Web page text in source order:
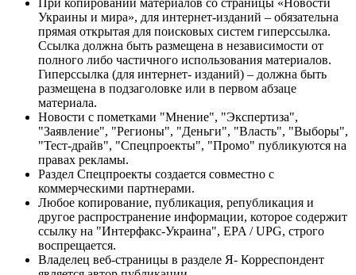
Украины и мира», для интернет-изданий – обязательна
прямая открытая для поисковых систем гиперссылка.
Ссылка должна быть размещена в независимости от
полного либо частичного использования материалов.
Гиперссылка (для интернет- изданий) – должна быть
размещена в подзаголовке или в первом абзаце
материала.
Новости с пометками "Мнение", "Экспертиза",
"Заявление", "Регионы", "Деньги", "Власть", "Выборы",
"Тест-драйв", "Спецпроекты", "Промо" публикуются на
правах рекламы.
Раздел Спецпроекты создается совместно с
коммерческими партнерами.
Любое копирование, публикация, републикация и
другое распространение информации, которое содержит
ссылку на "Интерфакс-Украина", EPA / UPG, строго
воспрещается.
Владелец веб-страницы в разделе Я- Корреспондент